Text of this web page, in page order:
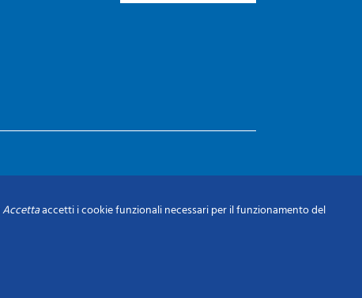
Accettaaccetti i cookie funzionali necessari per il funzionamento del